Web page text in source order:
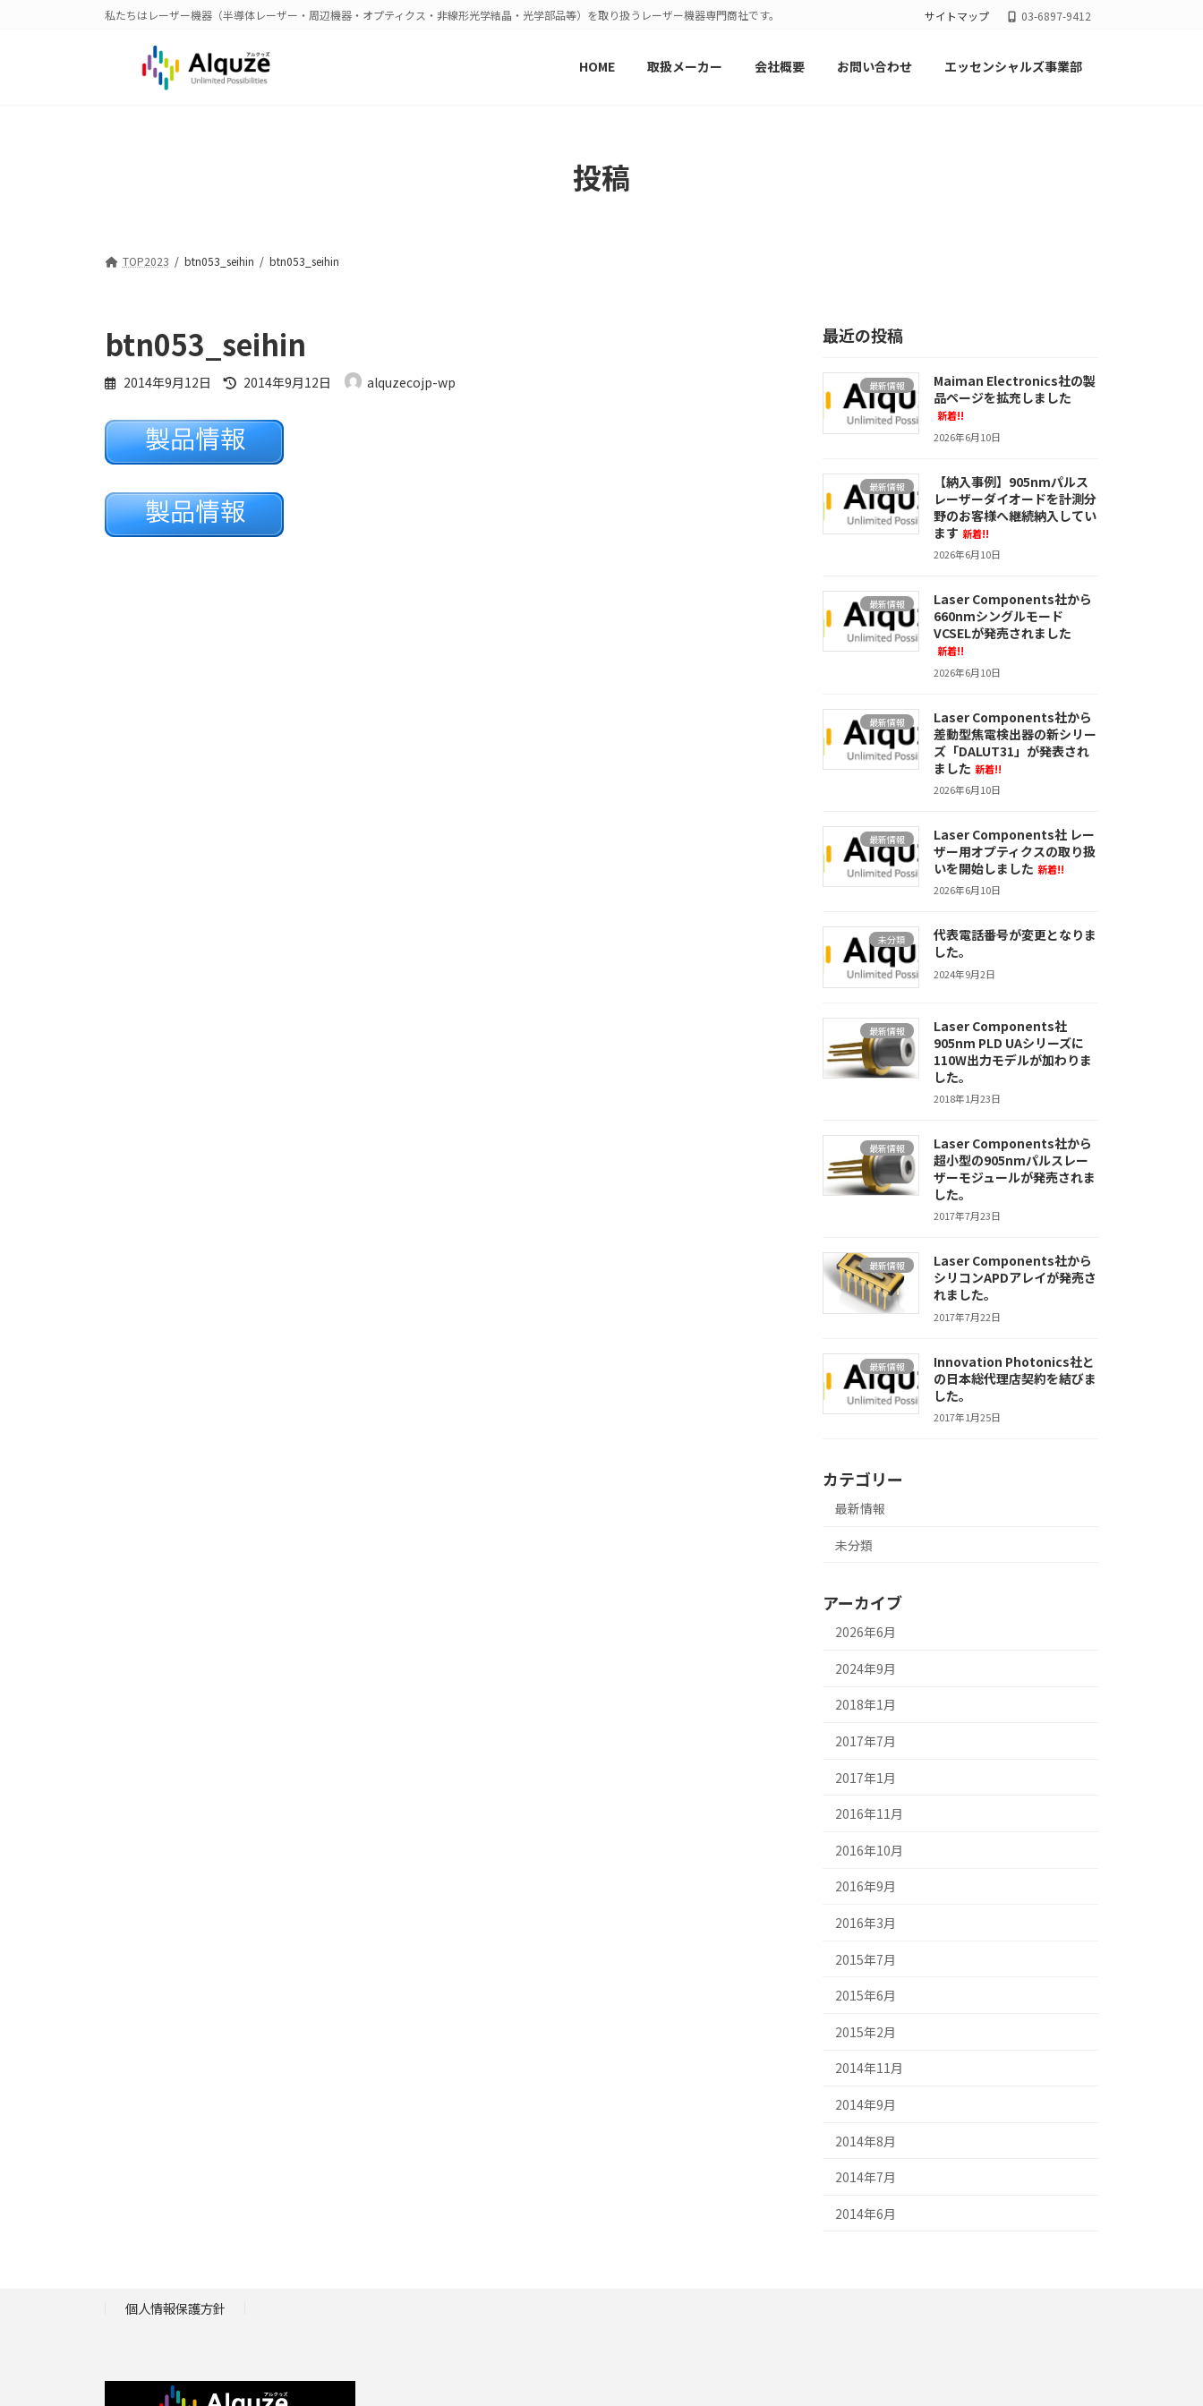
私たちはレーザー機器（半導体レーザー・周辺機器・オプティクス・非線形光学結晶・光学部品等）を取り扱うレーザー機器専門商社です。 サイトマップ 03-6897-9412
HOME 取扱メーカー 会社概要 お問い合わせ エッセンシャルズ事業部
投稿
TOP2023 btn053_seihin btn053_seihin
btn053_seihin
2014年9月12日
最
新
日
時
2014年9月12日 alquzecojp-wp
最近の投稿
最新情報
Maiman Electronics社の製
品ページを拡充しました
新着!!
2026年6月10日
最新情報
【納入事例】905nmパルス
レーザーダイオードを計測分
野のお客様へ継続納入してい
ます 新着!!
2026年6月10日
最新情報
Laser Components社から
660nmシングルモード
VCSELが発売されました
新着!!
2026年6月10日
最新情報
Laser Components社から
差動型焦電検出器の新シリー
ズ「DALUT31」が発表され
ました 新着!!
2026年6月10日
最新情報
Laser Components社 レー
ザー用オプティクスの取り扱
いを開始しました 新着!!
2026年6月10日
未分類
代表電話番号が変更となりま
した。
2024年9月2日
最新情報
Laser Components社
905nm PLD UAシリーズに
110W出力モデルが加わりま
した。
2018年1月23日
最新情報
Laser Components社から
超小型の905nmパルスレー
ザーモジュールが発売されま
した。
2017年7月23日
最新情報
Laser Components社から
シリコンAPDアレイが発売さ
れました。
2017年7月22日
最新情報
Innovation Photonics社と
の日本総代理店契約を結びま
した。
2017年1月25日
カテゴリー
最新情報
未分類
アーカイブ
2026年6月
2024年9月
2018年1月
2017年7月
2017年1月
2016年11月
2016年10月
2016年9月
2016年3月
2015年7月
2015年6月
2015年2月
2014年11月
2014年9月
2014年8月
2014年7月
2014年6月
個人情報保護方針